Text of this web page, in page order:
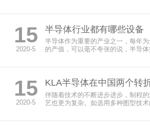
15
2020-5
半导体行业都有哪些设备
半导体作为重要的产业之一，每年
的产值，可以毫不夸张的说，半导
15
2020-5
KLA半导体在中国两个转
伴随着技术的不断进步进步，制程
艺也更为复杂。如选用多种图型技